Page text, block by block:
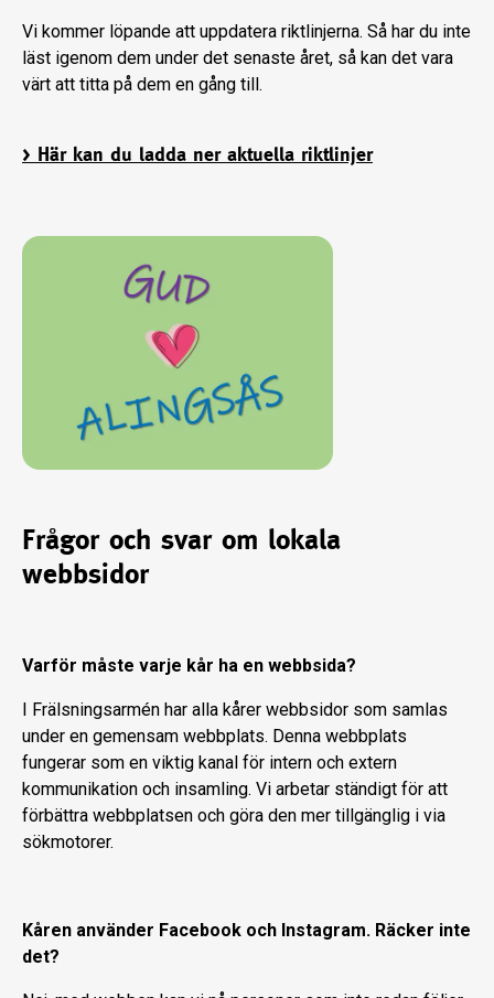
Vi kommer löpande att uppdatera riktlinjerna. Så har du inte
läst igenom dem under det senaste året, så kan det vara
värt att titta på dem en gång till.
> Här kan du ladda ner aktuella riktlinjer
Frågor och svar om lokala
webbsidor
Varför måste varje kår ha en webbsida?
I Frälsningsarmén har alla kårer webbsidor som samlas
under en gemensam webbplats. Denna webbplats
fungerar som en viktig kanal för intern och extern
kommunikation och insamling. Vi arbetar ständigt för att
förbättra webbplatsen och göra den mer tillgänglig i via
sökmotorer.
Kåren använder Facebook och Instagram. Räcker inte
det?